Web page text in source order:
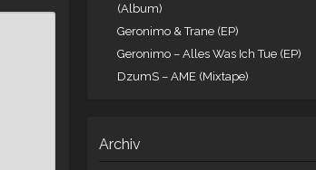
(Album)
Geronimo & Trane (EP)
Geronimo – Alles Was Ich Tue (EP)
DzumS – AME (Mixtape)
Archiv